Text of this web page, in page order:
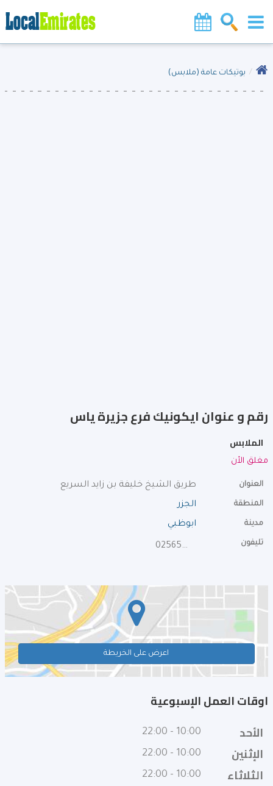
بوتيكات عامة (ملابس)
رقم و عنوان ايكونيك فرع جزيرة ياس
الملابس
مغلق الأن
العنوان طريق الشيخ خليفة بن زايد السريع
المنطقة الجزر
مدينة ابوظبي
تليفون 025650558
اعرض على الخريطة
اوقات العمل الإسبوعية
الأحد
10:00 - 22:00
الإثنين 10:00 - 22:00
الثلاثاء 10:00 - 22:00